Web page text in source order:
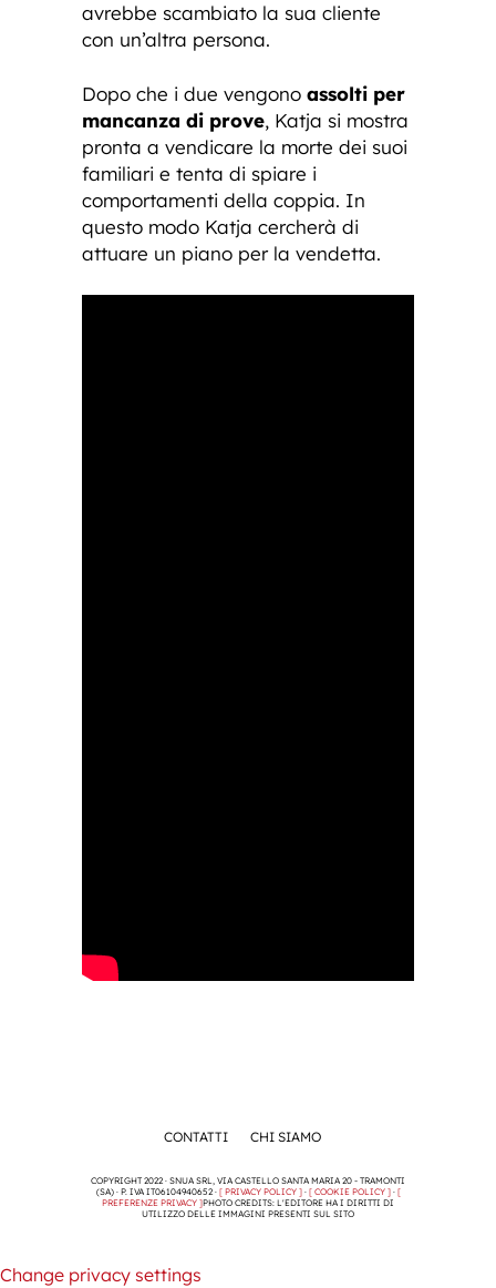
avrebbe scambiato la sua cliente
con un’altra persona.
Dopo che i due vengono assolti per
mancanza di prove, Katja si mostra
pronta a vendicare la morte dei suoi
familiari e tenta di spiare i
comportamenti della coppia. In
questo modo Katja cercherà di
attuare un piano per la vendetta.
CONTATTI CHI SIAMO
COPYRIGHT 2022 · SNUA SRL, VIA CASTELLO SANTA MARIA 20 - TRAMONTI
(SA) · P. IVA IT06104940652 · [ PRIVACY POLICY ]· [ COOKIE POLICY ]· [
PREFERENZE PRIVACY ]PHOTO CREDITS: L'EDITORE HA I DIRITTI DI
UTILIZZO DELLE IMMAGINI PRESENTI SUL SITO
Change privacy settings